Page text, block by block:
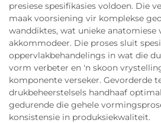
presiese spesifikasies voldoen. Die
maak voorsiening vir komplekse
wanddiktes, wat unieke anatomiese
akkommodeer. Die proses sluit
oppervlakbehandelings in wat die
vorm verbeter en 'n skoon
komponente verseker. Gevorderde
drukbeheerstelsels handhaaf
gedurende die gehele
konsistensie in produksiekwaliteit.